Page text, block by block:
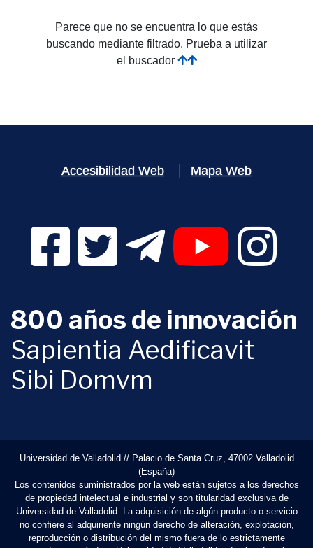
Parece que no se encuentra lo que estás
buscando mediante filtrado. Prueba a utilizar
el buscador
Accesibilidad Web Mapa Web
Facebook Digital UVa (se abrirá en una nueva
Twitter Digital UVa (se abrirá en una
Telegram Digital UVa (se
YouTube Digital
800 años de innovación
Sapientia Aedificavit
Sibi Domvm
Universidad de Valladolid // Palacio de Santa Cruz, 47002 Valladolid
(España)
Los contenidos suministrados por la web están sujetos a los derechos
de propiedad intelectual e industrial y son titularidad exclusiva de
Universidad de Valladolid. La adquisición de algún producto o servicio
no confiere al adquiriente ningún derecho de alteración, explotación,
reproducción o distribución del mismo fuera de lo estrictamente